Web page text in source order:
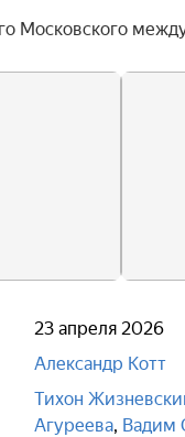
Московского
23 апреля 2026
Александр Котт
Тихон
Агуреева, Вадим